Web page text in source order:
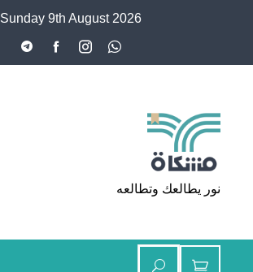
Sunday 9th August 2026
مشكاة
نور يطالعك وتطالعه